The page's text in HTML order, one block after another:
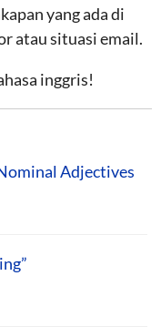
yang ada di
atau situasi email.
inggris!
Adjectives